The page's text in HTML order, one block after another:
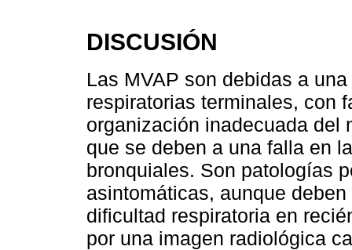
DISCUSIÓN
Las MVAP son debidas a
respiratorias terminales, con
organización inadecuada del
que se deben a una falla en
bronquiales. Son patologías
asintomáticas, aunque
dificultad respiratoria en
por una imagen radiológica